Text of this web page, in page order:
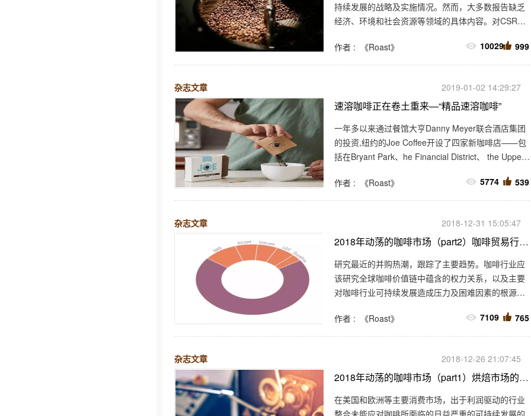
持续发展的战略及实施情况。然而，大多数报告缺乏
经济、环境和社会资源等领域的具体内容。对CSR报
致意见。一些咖啡公司遵循全球报告倡议组织(GRI)的
指导方针，该组织提供了一个共同的框架，促进报告
作者 : 《Roast》 10029 999
杂志文章 2019-01-02 14:29:27
速溶咖啡正在卷土重来—“精品速溶咖啡”
一年多以来通过餐馆大亨Danny Meyer联合酒店集团
的投资,纽约的Joe Coffee开设了四家新咖啡店——包
括在Bryant Park、he Financial District、 the Upper
了18家。
作者 : 《Roast》 5774 539
杂志文章 2018-12-31 15:05:47
2018年动荡的咖啡市场（part2）咖啡贸易行业高度集中
研究最近的并购热潮，跟踪了主要趋势。咖啡行业应
该研究全球咖啡价值链中蕴含的权力关系，以及主要
对咖啡行业可持续发展造成压力及困难因素的根源。
个人和共同的努力方式，以创建一个真正可持续的咖
啡行业。
作者 : 《Roast》 7109 765
杂志文章 2018-12-26 21:07:45
2018年动荡的咖啡市场（part1）烘焙市场的整合
在美国和欧洲等主要消费市场，出于利润驱动的行业
整合未能应对咖啡所面临的日益严重的可持续发展的